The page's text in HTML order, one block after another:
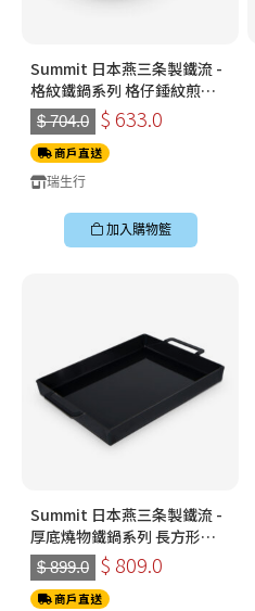
Summit 日本燕三条製鐵流 -
格紋鐵鍋系列 格仔錘紋煎鍋
26cm 鐵鑊
$ 704.0 $ 633.0
商戶直送
瑞生行
加入購物籃
Summit 日本燕三条製鐵流 -
厚底燒物鐵鍋系列 長方形燒
物鐵板煎鍋
$ 899.0 $ 809.0
商戶直送